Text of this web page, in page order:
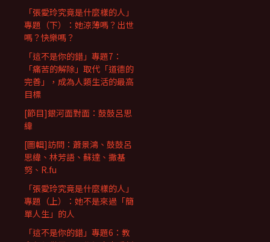
「張愛玲究竟是什麼樣的人」
專題（下）：她涼薄嗎？出世
嗎？快樂嗎？
「這不是你的錯」專題7：
「痛苦的解除」取代「道德的
完善」，成為人類生活的最高
目標
[節目]銀河面對面：鼓鼓呂思
緯
[圖輯]訪問：蕭景鴻、鼓鼓呂
思緯、林芳語、蘇達、撒基
努、R.fu
「張愛玲究竟是什麼樣的人」
專題（上）：她不是來過「簡
單人生」的人
「這不是你的錯」專題6：教